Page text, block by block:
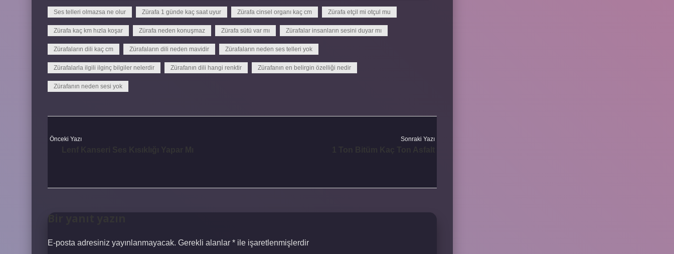
Ses telleri olmazsa ne olur Zürafa 1 günde kaç saat uyur Zürafa cinsel organı kaç cm Zürafa etçil mi otçul mu
Zürafa kaç km hızla koşar Zürafa neden konuşmaz Zürafa sütü var mı Zürafalar insanların sesini duyar mı
Zürafaların dili kaç cm Zürafaların dili neden mavidir Zürafaların neden ses telleri yok
Zürafalarla ilgili ilginç bilgiler nelerdir Zürafanın dili hangi renktir Zürafanın en belirgin özelliği nedir
Zürafanın neden sesi yok
Önceki Yazı Sonraki Yazı
Bir yanıt yazın
E-posta adresiniz yayınlanmayacak. Gerekli alanlar * ile işaretlenmişlerdir